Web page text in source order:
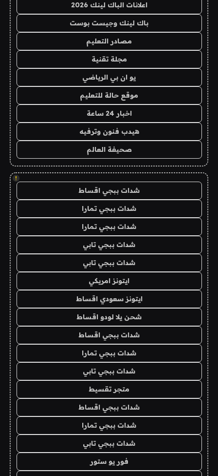
اعلانات الباك لينك 2026
باك لينك وجيست بوست
مصادر التعليم
مجلة تقنية
يو ان بي الرياضي
موقع حالة للتعليم
اخبار 24 ساعة
هيدب فنون وترفيه
صحيفة العالم
!
شدات ببجي اقساط
شدات ببجي تمارا
شدات ببجي تمارا
شدات ببجي تابي
شدات ببجي تابي
ايتونز امريكي
ايتونز سعودي اقساط
شحن يلا لودو اقساط
شدات ببجي اقساط
شدات ببجي تمارا
شدات ببجي تابي
متجر تقسيط
شدات ببجي اقساط
شدات ببجي تمارا
شدات ببجي تابي
فور يو ستور